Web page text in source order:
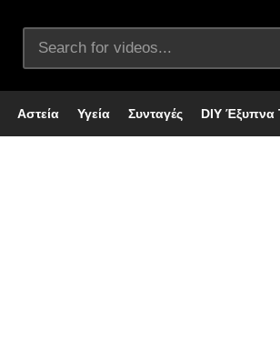
Αστεία Υγεία Συνταγές DIY Έξυπνα